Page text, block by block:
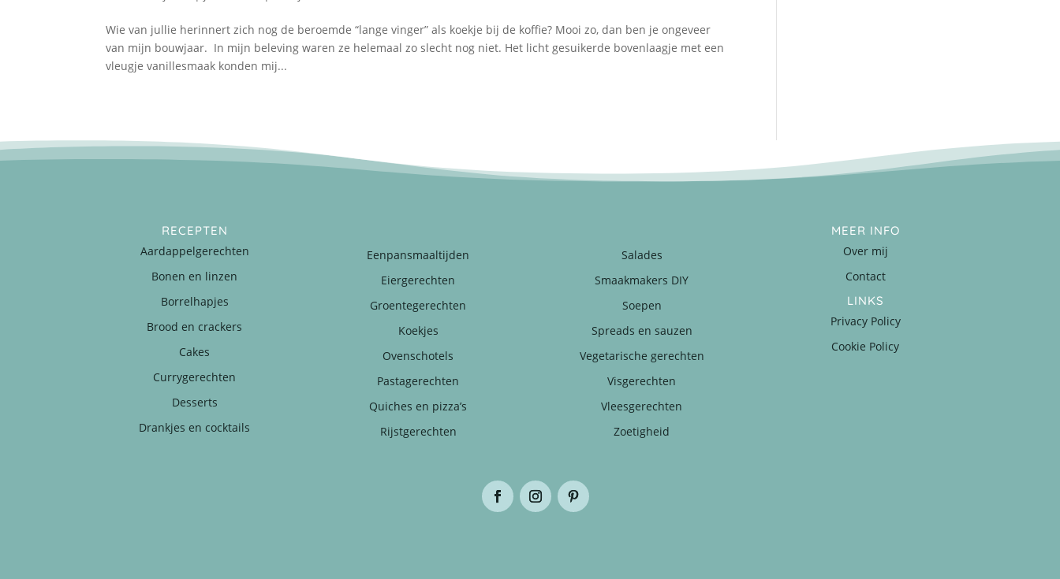
Wie van jullie herinnert zich nog de beroemde “lange vinger” als koekje bij de koffie? Mooi zo, dan ben je ongeveer
van mijn bouwjaar. In mijn beleving waren ze helemaal zo slecht nog niet. Het licht gesuikerde bovenlaagje met een
vleugje vanillesmaak konden mij...
RECEPTEN
Aardappelgerechten
Bonen en linzen
Borrelhapjes
Brood en crackers
Cakes
Currygerechten
Desserts
Drankjes en cocktails
Eenpansmaaltijden
Eiergerechten
Groentegerechten
Koekjes
Ovenschotels
Pastagerechten
Quiches en pizza’s
Rijstgerechten
Salades
Smaakmakers DIY
Soepen
Spreads en sauzen
Vegetarische gerechten
Visgerechten
Vleesgerechten
Zoetigheid
MEER INFO
Over mij
Contact
LINKS
Privacy Policy
Cookie Policy